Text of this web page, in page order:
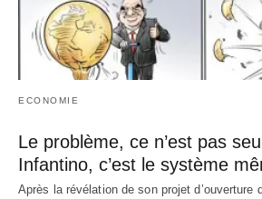
ECONOMIE
Le problème, ce n’est pas
Infantino, c’est le système
Après la révélation de son projet d’ouverture